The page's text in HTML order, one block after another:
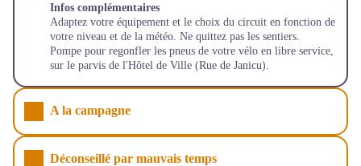
Infos complémentaires
Adaptez votre équipement et le choix du circuit en fonction de
votre niveau et de la météo. Ne quittez pas les sentiers.
Pompe pour regonfler les pneus de votre vélo en libre service,
sur le parvis de l'Hôtel de Ville (Rue de Janicu).
A la campagne
Déconseillé par mauvais temps